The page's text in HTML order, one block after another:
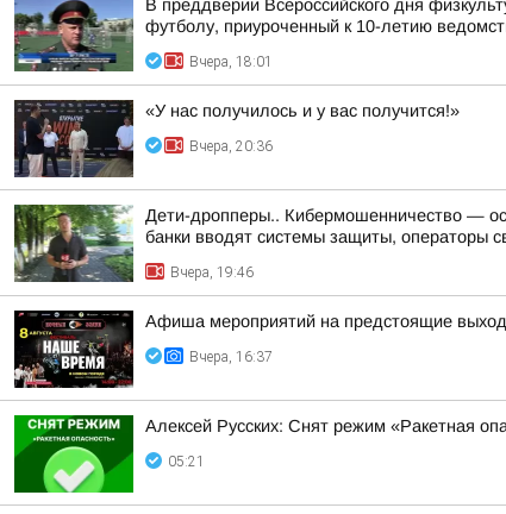
В преддверии Всероссийского дня
футболу, приуроченный к 10-летию
Вчера, 18:01
«У нас получилось и у вас получится!»
Вчера, 20:36
Дети-дропперы.. Кибермошенничество —
банки вводят системы защиты, операторы
Вчера, 19:46
Афиша мероприятий на предстоящие
Вчера, 16:37
Алексей Русских: Снят режим «Ракетная
05:21